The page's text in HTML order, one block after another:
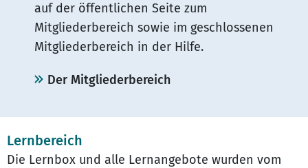
auf der öffentlichen Seite zum
Mitgliederbereich sowie im geschlossenen
Mitgliederbereich in der Hilfe.
Der Mitgliederbereich
Lernbereich
Die Lernbox und alle Lernangebote wurden vom